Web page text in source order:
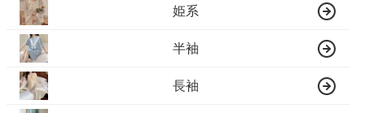
姫系
半袖
長袖